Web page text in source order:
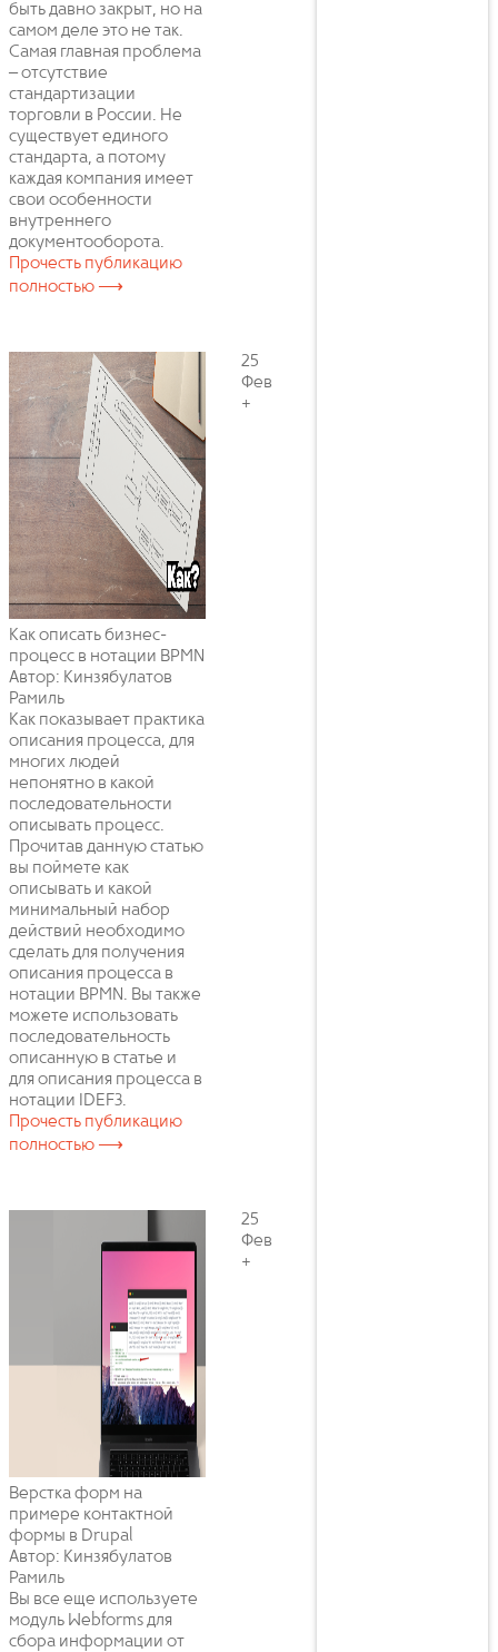
быть давно закрыт, но на
самом деле это не так.
Самая главная проблема
– отсутствие
стандартизации
торговли в России. Не
существует единого
стандарта, а потому
каждая компания имеет
свои особенности
внутреннего
документооборота.
Прочесть публикацию
полностью ⟶
Как описать бизнес-
процесс в нотации BPMN
Автор: Кинзябулатов
Рамиль
Как показывает практика
описания процесса, для
многих людей
непонятно в какой
последовательности
описывать процесс.
Прочитав данную статью
вы поймете как
описывать и какой
минимальный набор
действий необходимо
сделать для получения
описания процесса в
нотации BPMN. Вы также
можете использовать
последовательность
описанную в статье и
для описания процесса в
нотации IDEF3.
Прочесть публикацию
полностью ⟶
25
Фев
+
Верстка форм на
примере контактной
формы в Drupal
Автор: Кинзябулатов
Рамиль
Вы все еще используете
модуль Webforms для
сбора информации от
25
Фев
+